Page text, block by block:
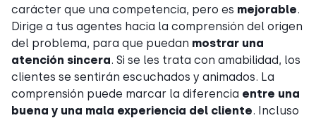
carácter que una competencia, pero es mejorable.
Dirige a tus agentes hacia la comprensión del origen
del problema, para que puedan mostrar una
atención sincera. Si se les trata con amabilidad, los
clientes se sentirán escuchados y animados. La
comprensión puede marcar la diferencia entre una
buena y una mala experiencia del cliente. Incluso